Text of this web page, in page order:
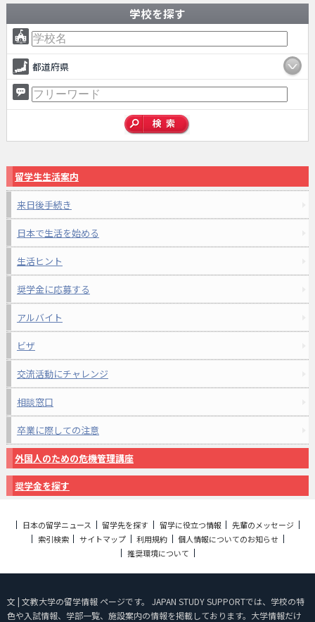
学校を探す
都道府県
留学生生活案内
来日後手続き
日本で生活を始める
生活ヒント
奨学金に応募する
アルバイト
ビザ
交流活動にチャレンジ
相談窓口
卒業に際しての注意
外国人のための危機管理講座
奨学金を探す
日本の留学ニュース 留学先を探す 留学に役立つ情報
先輩のメッセージ
索引検索
サイトマップ 利用規約
個人情報についてのお知らせ
推奨環境について
文 | 文教大学の留学情報 ページです。 JAPAN STUDY SUPPORTでは、学校の特
色や入試情報、学部一覧、施設案内の情報を掲載しております。大学情報だけ